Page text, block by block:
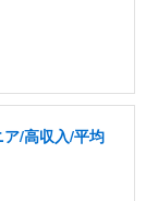
ア/高収入/平均